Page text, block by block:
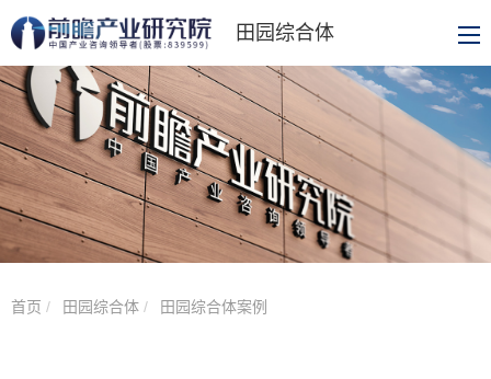
田园综合体
首页 田园综合体 田园综合体案例